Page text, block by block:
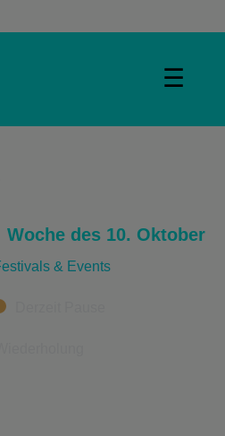
☰
Woche des 10. Oktober
& Events